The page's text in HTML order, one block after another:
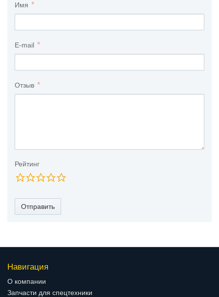
Имя
E-mail
Отзыв
Рейтинг
Отправить
Навигация
О компании
Запчасти для спецтехники